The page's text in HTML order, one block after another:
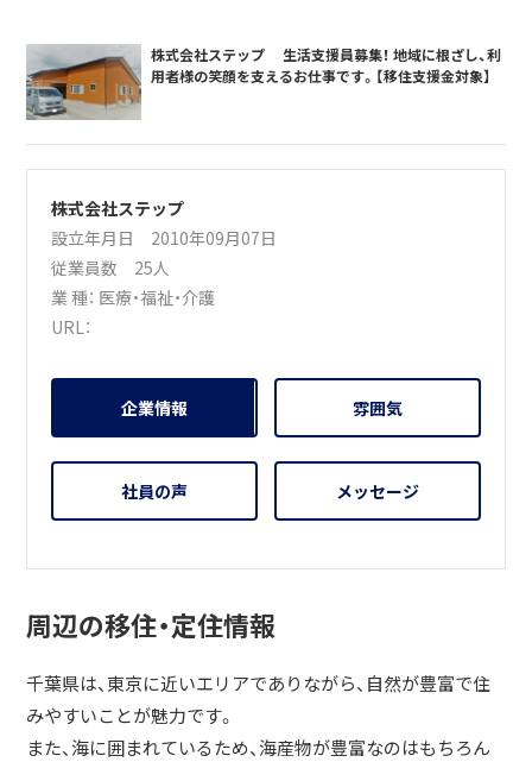
株式会社ステップ 生活支援員募集！ 地域に根ざし、利
用者様の笑顔を支えるお仕事です。【移住支援金対象】
株式会社ステップ
設立年月日 2010年09月07日
従業員数 25人
業 種： 医療・福祉・介護
URL：
企業情報 雰囲気
社員の声 メッセージ
周辺の移住・定住情報
千葉県は、東京に近いエリアでありながら、自然が豊富で住
みやすいことが魅力です。
また、海に囲まれているため、海産物が豊富なのはもちろん